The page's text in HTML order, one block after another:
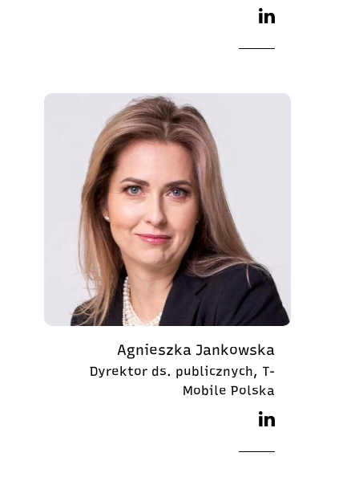
Agnieszka Jankowska
Dyrektor ds. publicznych, T-
Mobile Polska